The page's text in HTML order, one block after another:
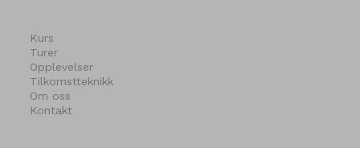
Kurs
Turer
Opplevelser
Tilkomstteknikk
Om oss
Kontakt